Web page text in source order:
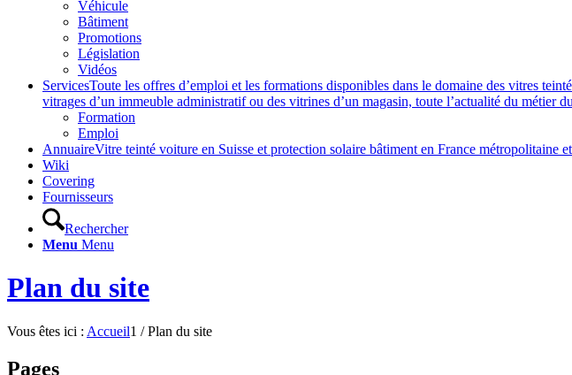
Véhicule
Bâtiment
Promotions
Législation
Vidéos
ServicesToute les offres d’emploi et les formations disponibles dans le domaine des vitres
vitrages d’un immeuble administratif ou des vitrines d’un magasin, toute l’actualité du métier
Formation
Emploi
AnnuaireVitre teinté voiture en Suisse et protection solaire bâtiment en France métropolitaine
Wiki
Covering
Fournisseurs
Rechercher
Menu Menu
Plan du site
Vous êtes ici : Accueil1 / Plan du site
Pages